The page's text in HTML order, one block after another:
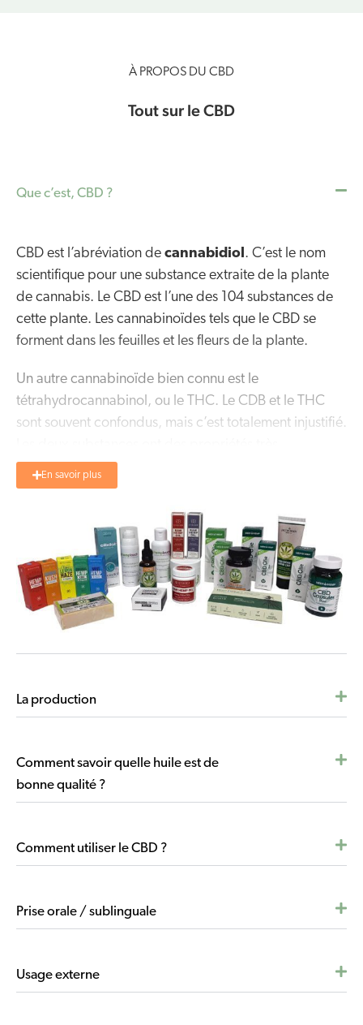
À PROPOS DU CBD
Tout sur le CBD
Que c’est, CBD ?
CBD est l’abréviation de cannabidiol. C’est le nom
scientifique pour une substance extraite de la plante
de cannabis. Le CBD est l’une des 104 substances de
cette plante. Les cannabinoïdes tels que le CBD se
forment dans les feuilles et les fleurs de la plante.
Un autre cannabinoïde bien connu est le
tétrahydrocannabinol, ou le THC. Le CDB et le THC
sont souvent confondus, mais c’est totalement injustifié.
différentes. Le CBD n’est pas psychoactif et il est donc
impossible de devenir high avec le CBD,
contrairement au THC, qui est souvent utilisé de façon
Depuis quelques années, de nombreux products
différents sont fabriqués dans lesquels le CBD est un
ingrédient important.L’huile de CBDest de loin la
gouttes vous pouvez doser très précisément. Un autre
rapidement absorbé dans votre circulation sanguine
En savoir plus
La production
Comment savoir quelle huile est de
bonne qualité ?
Comment utiliser le CBD ?
Prise orale / sublinguale
Usage externe